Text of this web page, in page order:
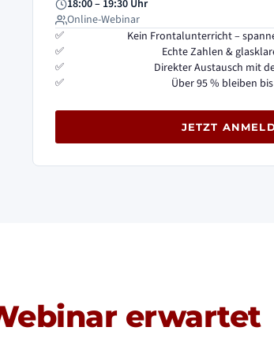
18:00 – 19:30 Uhr
Online-Webinar
Kein Frontalunterricht –
Echte Zahlen &
Direkter Austausch mit
Über 95 % bleiben
JETZT
erwartet